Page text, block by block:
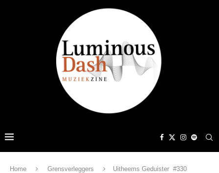
Home Grensverleggers Uitheems Geduister #330